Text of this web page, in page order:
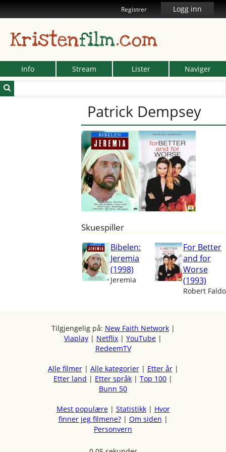
Registrer Logg inn
Kristenfilm.com
Info Stream Lister Naviger
Patrick Dempsey
Skuespiller
Bibelen:
Jeremia
(1998)
Jeremia
For Better
and for
Worse
(1993)
Robert Faldo
Tilgjengelig på: New Faith Network|
Viaplay | Netflix | YouTube |
RedeemTV
Alle filmer| Alle kategorier| Etter år|
Etter land | Etter språk | Top 100 |
Bunn 50
Mest populære| Statistikk| Hvor
finner jeg filmene?| Om siden |
Personvern